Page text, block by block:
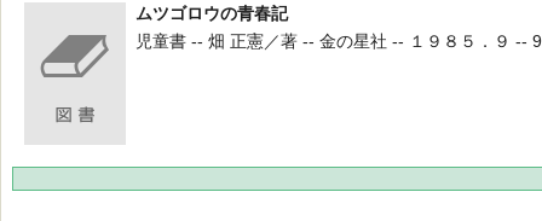
ムツゴロウの青春記
児童書 -- 畑 正憲／著 -- 金の星社 -- １９８５．９ --